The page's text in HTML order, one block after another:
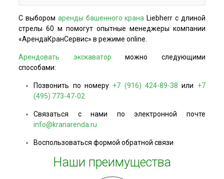
С выбором аренды башенного крана Liebherr с длиной
стрелы 60 м помогут опытные менеджеры компании
«АрендаКранСервис» в режиме online.
Арендовать экскаватор можно следующими
способами:
Позвонить по номеру +7 (916) 424-89-38 или +7
(495) 773-47-02
Связаться с нами по электронной почте
info@kranarenda.ru
Воспользоваться формой обратной связи
Наши преимущества